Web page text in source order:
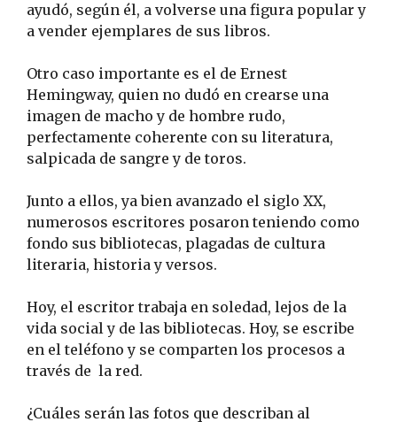
ayudó, según él, a volverse una figura popular y
a vender ejemplares de sus libros.
Otro caso importante es el de Ernest
Hemingway, quien no dudó en crearse una
imagen de macho y de hombre rudo,
perfectamente coherente con su literatura,
salpicada de sangre y de toros.
Junto a ellos, ya bien avanzado el siglo XX,
numerosos escritores posaron teniendo como
fondo sus bibliotecas, plagadas de cultura
literaria, historia y versos.
Hoy, el escritor trabaja en soledad, lejos de la
vida social y de las bibliotecas. Hoy, se escribe
en el teléfono y se comparten los procesos a
través de la red.
¿Cuáles serán las fotos que describan al